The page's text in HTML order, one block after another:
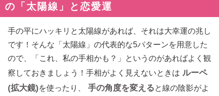
の「太陽線」と恋愛運
手の平にハッキリと太陽線があれば、それは大幸運の兆し
です！そんな「太陽線」の代表的な5パターンを用意した
ので、「これ、私の手相かも？」というのがあればよく観
察しておきましょう！手相がよく見えないときは ルーペ
(拡大鏡)を使ったり、 手の角度を変えると線の陰影がよ